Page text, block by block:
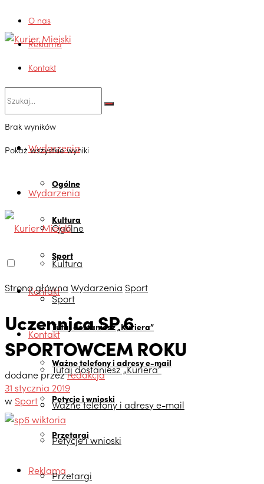
O nas
Reklama
Kontakt
Brak wyników
Pokaż wszystkie wyniki
Wydarzenia
Ogólne
Kultura
Sport
Kontakt
Tutaj dostaniesz „Kuriera”
Ważne telefony i adresy e-mail
Petycje i wnioski
Przetargi
Reklama
Wydarzenia
Ogólne
Kultura
Sport
Kontakt
Tutaj dostaniesz „Kuriera”
Ważne telefony i adresy e-mail
Petycje i wnioski
Przetargi
Strona główna Wydarzenia Sport
Uczennica SP 6
SPORTOWCEM ROKU
dodane przezredakcja
31 stycznia 2019
w Sport